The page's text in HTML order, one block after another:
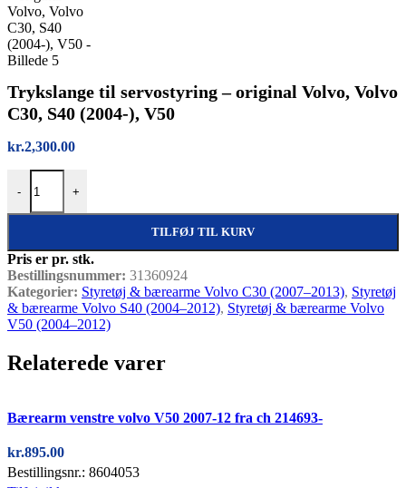
Trykslange til servostyring – original Volvo, Volvo
C30, S40 (2004-), V50
kr.2,300.00
-
Trykslange til servostyring – original Volvo, Volvo C30, S40 (2004-
+
TILFØJ TIL KURV
Pris er pr. stk.
Bestillingsnummer: 31360924
Kategorier: Styretøj & bærearme Volvo C30 (2007–2013), Styretøj
& bærearme Volvo S40 (2004–2012), Styretøj & bærearme Volvo
V50 (2004–2012)
Relaterede varer
Bærearm venstre volvo V50 2007-12 fra ch 214693-
kr.895.00
Bestillingsnr.: 8604053